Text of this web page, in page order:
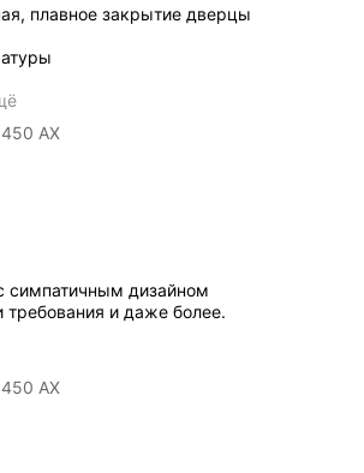
плавное закрытие дверцы
AX
симпатичным дизайном
и даже более.
AX